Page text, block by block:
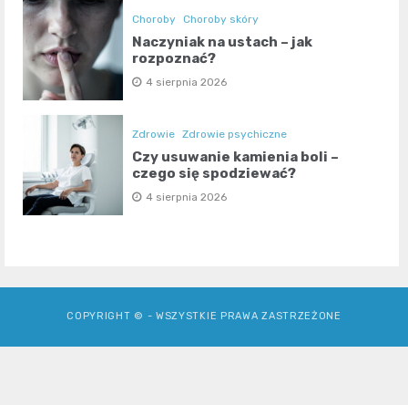
Choroby Choroby skóry
Naczyniak na ustach – jak
rozpoznać?
4 sierpnia 2026
Zdrowie Zdrowie psychiczne
Czy usuwanie kamienia boli –
czego się spodziewać?
4 sierpnia 2026
COPYRIGHT © - WSZYSTKIE PRAWA ZASTRZEŻONE